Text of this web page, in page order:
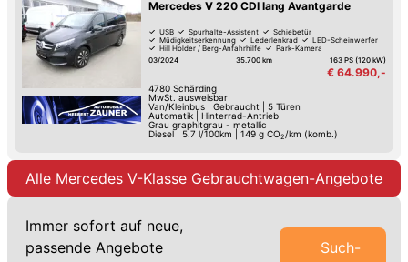
Mercedes V 220 CDI lang Avantgarde
USB Spurhalte-Assistent
Schiebetür
Müdigkeitserkennung
Lederlenkrad
LED-Scheinwerfer
Hill Holder / Berg-Anfahrhilfe
Park-Kamera
03/2024
35.700 km 163 PS (120 kW)
€ 64.990,-
4780 Schärding
MwSt. ausweisbar
Van/Kleinbus| Gebraucht|
5 Türen
Automatik|
Hinterrad-Antrieb
Grau graphitgrau - metallic
Diesel
5.7 l/100km 149 g CO2/km (komb.)
Alle Mercedes V-Klasse Gebrauchtwagen-Angebote
Immer sofort auf neue,
passende Angebote
Such-